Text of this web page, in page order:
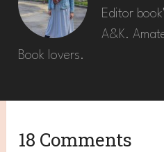
Editor
A&K.
Book lovers.
18 Comments